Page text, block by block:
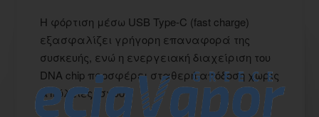
Η φόρτιση μέσω USB Type-C (fast charge)
εξασφαλίζει γρήγορη επαναφορά της
συσκευής, ενώ η ενεργειακή διαχείριση του
DNA chip προσφέρει σταθερή απόδοση χωρίς
απώλειες ισχύος.